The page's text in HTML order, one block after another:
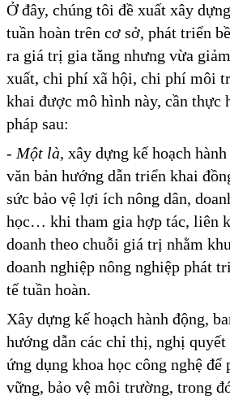
Ở đây, chúng tôi đề xuất xây
tuần hoàn trên cơ sở, phát triển
ra giá trị gia tăng nhưng vừa
xuất, chi phí xã hội, chi phí môi
khai được mô hình này, cần thực
pháp sau:
- Một là, xây dựng kế hoạch
văn bản hướng dẫn triển khai
sức bảo vệ lợi ích nông dân,
học… khi tham gia hợp tác, liên
doanh theo chuỗi giá trị nhằm
doanh nghiệp nông nghiệp phát
tế tuần hoàn.
Xây dựng kế hoạch hành động,
hướng dẫn các chỉ thị, nghị quyết
ứng dụng khoa học công nghệ để
vững, bảo vệ môi trường, trong